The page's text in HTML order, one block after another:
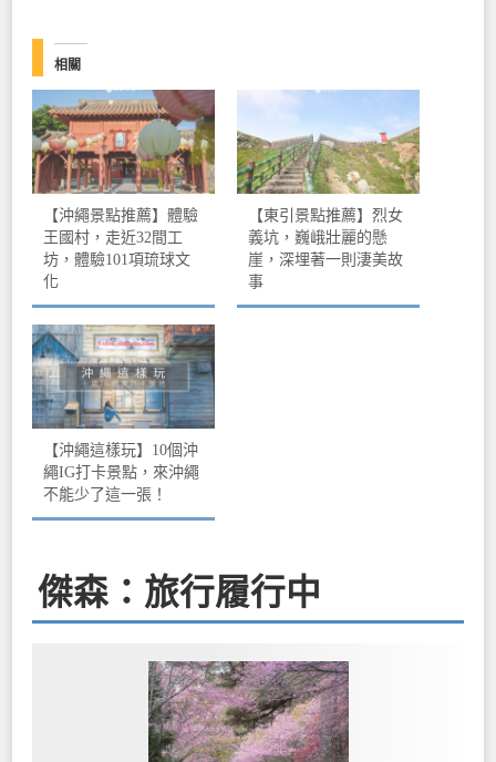
相關
【沖繩景點推薦】體驗
王國村，走近32間工
坊，體驗101項琉球文
化
【東引景點推薦】烈女
義坑，巍峨壯麗的懸
崖，深埋著一則淒美故
事
【沖繩這樣玩】10個沖
繩IG打卡景點，來沖繩
不能少了這一張！
傑森：旅行履行中